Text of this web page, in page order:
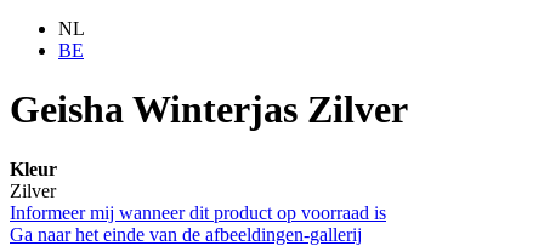
NL
BE
Geisha Winterjas Zilver
Kleur
Zilver
Informeer mij wanneer dit product op voorraad is
Ga naar het einde van de afbeeldingen-gallerij